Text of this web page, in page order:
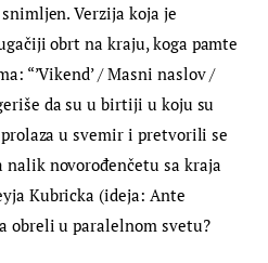
Verzija koja je
obrt na kraju, koga pamte
“’Vikend’ / Masni naslov /
da su u birtiji u koju su
u svemir i pretvorili se
nalik novorođenčetu sa kraja
Kubricka (ideja: Ante
obreli u paralelnom svetu?